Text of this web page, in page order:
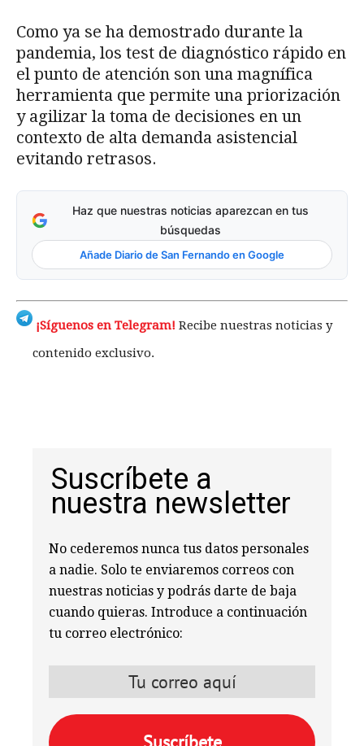
Como ya se ha demostrado durante la
pandemia, los test de diagnóstico rápido en
el punto de atención son una magnífica
herramienta que permite una priorización
y agilizar la toma de decisiones en un
contexto de alta demanda asistencial
evitando retrasos.
Haz que nuestras noticias aparezcan en tus
búsquedas
Añade Diario de San Fernando en Google
¡Síguenos en Telegram! Recibe nuestras noticias y
contenido exclusivo.
Suscríbete a
nuestra newsletter
No cederemos nunca tus datos personales
a nadie. Solo te enviaremos correos con
nuestras noticias y podrás darte de baja
cuando quieras. Introduce a continuación
tu correo electrónico: